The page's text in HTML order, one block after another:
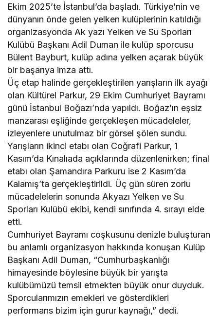
Ekim 2025’te İstanbul’da başladı. Türkiye’nin ve
dünyanın önde gelen yelken kulüplerinin katıldığı
organizasyonda Ak yazı Yelken ve Su Sporları
Kulübü Başkanı Adil Duman ile kulüp sporcusu
Bülent Bayburt, kulüp adına yelken açarak büyük
bir başarıya imza attı.
Üç etap halinde gerçekleştirilen yarışların ilk ayağı
olan Kültürel Parkur, 29 Ekim Cumhuriyet Bayramı
günü İstanbul Boğazı’nda yapıldı. Boğaz’ın eşsiz
manzarası eşliğinde gerçekleşen mücadeleler,
izleyenlere unutulmaz bir görsel şölen sundu.
Yarışların ikinci etabı olan Coğrafi Parkur, 1
Kasım’da Kınalıada açıklarında düzenlenirken; final
etabı olan Şamandıra Parkuru ise 2 Kasım’da
Kalamış’ta gerçekleştirildi. Üç gün süren zorlu
mücadelelerin sonunda Akyazı Yelken ve Su
Sporları Kulübü ekibi, kendi sınıfında 4. sırayı elde
etti.
Cumhuriyet Bayramı coşkusunu denizle buluşturan
bu anlamlı organizasyon hakkında konuşan Kulüp
Başkanı Adil Duman, “Cumhurbaşkanlığı
himayesinde böylesine büyük bir yarışta
kulübümüzü temsil etmekten büyük onur duyduk.
Sporcularımızın emekleri ve gösterdikleri
performans bizim için gurur kaynağı,” dedi.